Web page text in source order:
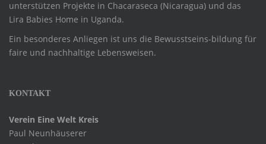
unterstützen Projekte in Chacaraseca (Nicaragua) und das
Lira Babies Home in Uganda.
Ein besonderes Anliegen ist uns die Bewusstseins-bildung für
faire und nachhaltige Lebensweisen.
KONTAKT
Verein Eine Welt Kreis
Paul Neunhäuserer